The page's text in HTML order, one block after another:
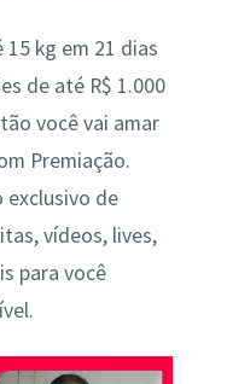
kg em 21 dias
de até R$ 1.000
você vai amar
Premiação.
exclusivo de
vídeos, lives,
para você